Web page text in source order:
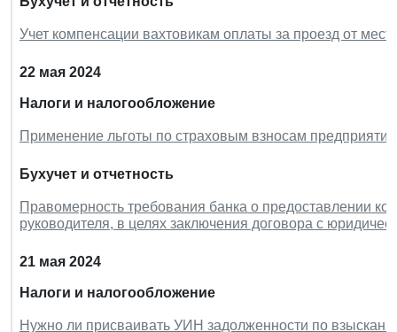
Учет компенсации вахтовикам оплаты за проезд от
22 мая 2024
Налоги и налогообложение
Применение льготы по страховым взносам
Бухучет и отчетность
Правомерность требования банка о предоставлении
руководителя, в целях заключения договора с
21 мая 2024
Налоги и налогообложение
Нужно ли присваивать УИН задолженности по